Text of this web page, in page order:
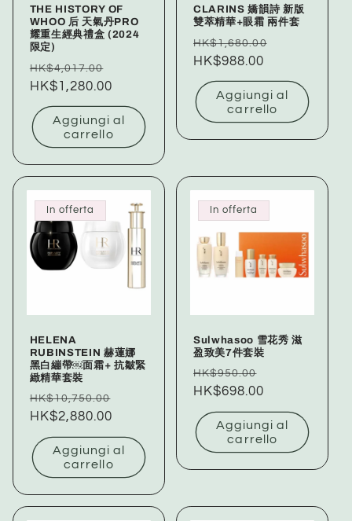
THE HISTORY OF
WHOO 后 天氣丹PRO
耀重生經典禮盒 (2024
限定)
Prezzo
di
listino
HK$4,017.00
scontato
HK$1,280.00
Aggiungi al
carrello
CLARINS 嬌韻詩 新版
雙萃精華+眼霜 兩件套
Prezzo
di
listino
HK$1,680.00
HK$988.00
Aggiungi al
carrello
In offerta
HELENA
RUBINSTEIN 赫蓮娜
黑白繃帶￼面霜+ 抗皺緊
緻精華套裝
Prezzo
di
listino
HK$10,750.00
HK$2,880.00
Aggiungi al
carrello
In offerta
Sulwhasoo 雪花秀 滋
盈致美7件套裝
Prezzo
di
listino
HK$950.00
HK$698.00
Aggiungi al
carrello